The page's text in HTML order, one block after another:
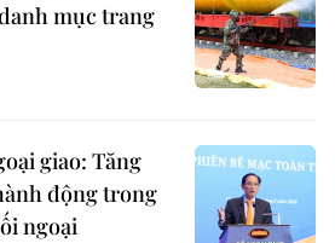
mục trang
giao: Tăng
động trong
ngoại